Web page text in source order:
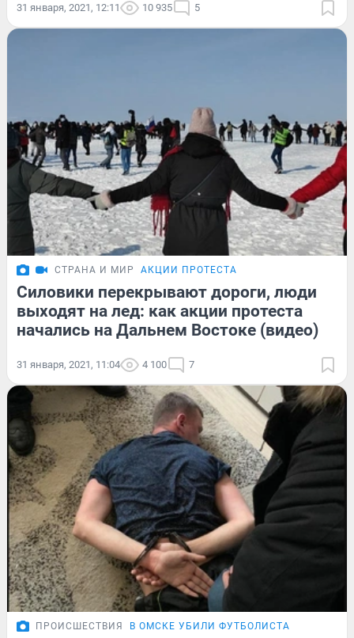
31 января, 2021, 12:11 10 935 5
СТРАНА И МИР АКЦИИ ПРОТЕСТА
Силовики перекрывают дороги, люди
выходят на лед: как акции протеста
начались на Дальнем Востоке (видео)
31 января, 2021, 11:04 4 100 7
ПРОИСШЕСТВИЯ В ОМСКЕ УБИЛИ ФУТБОЛИСТА